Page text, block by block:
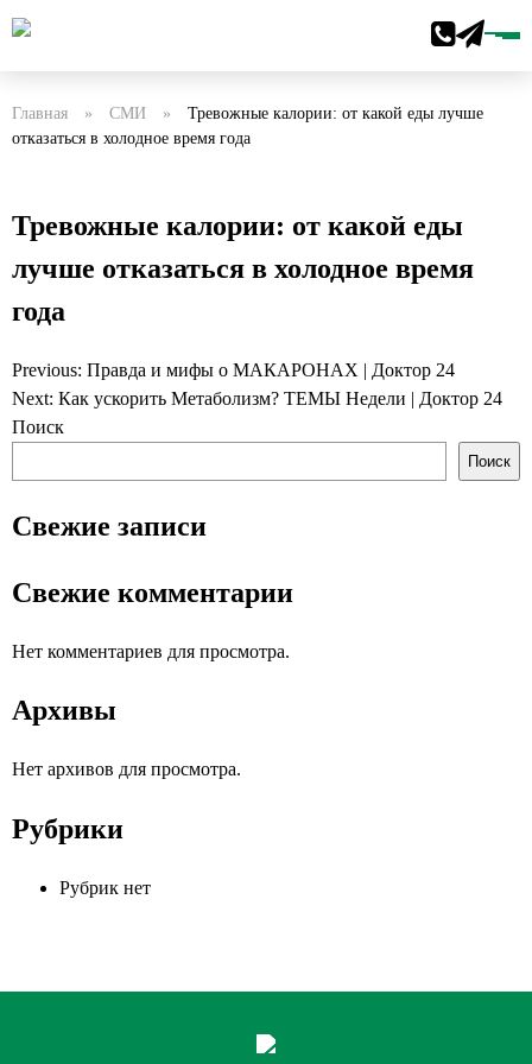
Главная » СМИ »
Тревожные калории: от какой еды лучше
отказаться в холодное время года
Тревожные калории: от какой еды
лучше отказаться в холодное время
года
Навигация
по
Previous: Правда и мифы о МАКАРОНАХ | Доктор 24
Next: Как ускорить Метаболизм? ТЕМЫ Недели | Доктор 24
Поиск
Поиск
Свежие записи
Свежие комментарии
Нет комментариев для просмотра.
Архивы
Нет архивов для просмотра.
Рубрики
Рубрик нет